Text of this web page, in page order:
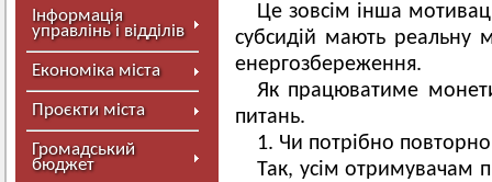
Інформація
управлінь і відділів
Економіка міста
Проєкти міста
Громадський
бюджет
Це зовсім інша
субсидій мають реальну
енергозбереження.
Як працюватиме
питань.
1. Чи потрібно
Так, усім отримувачам